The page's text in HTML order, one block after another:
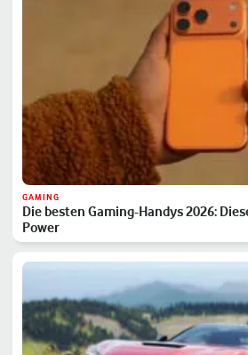
GAMING
Die besten Gaming-Handys 2026:
Power